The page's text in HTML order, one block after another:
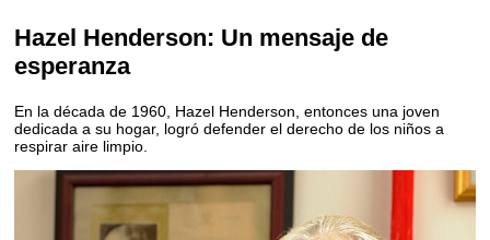
Hazel Henderson: Un mensaje de
esperanza
En la década de 1960, Hazel Henderson, entonces una joven
dedicada a su hogar, logró defender el derecho de los niños a
respirar aire limpio.